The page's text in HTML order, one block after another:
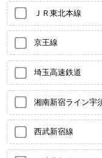
ＪＲ東北本線
京王線
埼玉高速鉄道
湘南新宿ライン宇
西武新宿線